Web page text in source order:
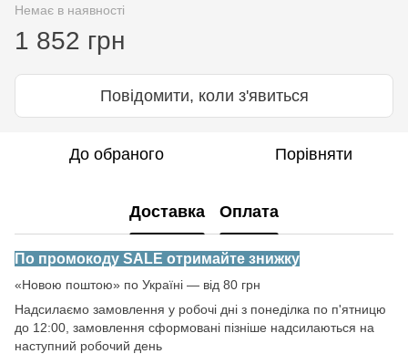
Немає в наявності
1 852 грн
Повідомити, коли з'явиться
До обраного Порівняти
Доставка Оплата
По промокоду SALE отримайте знижку
«Новою поштою» по Україні — від 80 грн
Надсилаємо замовлення у робочі дні з понеділка по п'ятницю
до 12:00, замовлення сформовані пізніше надсилаються на
наступний робочий день